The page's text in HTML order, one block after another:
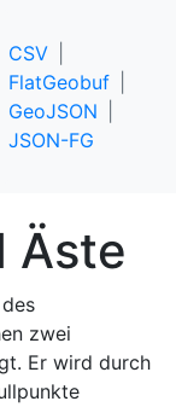
CSV
FlatGeobuf
GeoJSON
JSON-FG
Äste
zwei
Er wird durch